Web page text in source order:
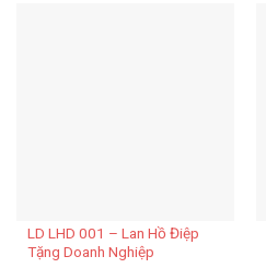
LD LHD 001 – Lan Hồ Điệp
Tặng Doanh Nghiệp